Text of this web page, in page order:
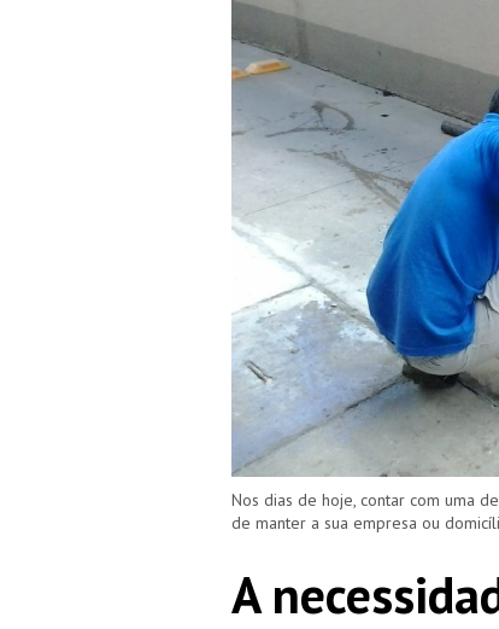
Nos dias de hoje, contar com uma
de manter a sua empresa ou
A